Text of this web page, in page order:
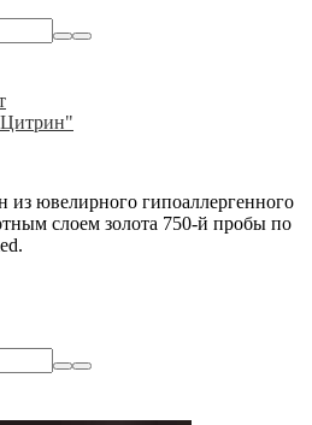
из ювелирного гипоаллергенного
слоем золота 750-й пробы по